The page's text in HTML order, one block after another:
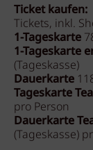
Ticket kaufen:
Tickets, inkl.
1-Tageskarte
1-Tageskarte
(Tageskasse)
Dauerkarte
Tageskarte
pro Person
Dauerkarte
(Tageskasse)